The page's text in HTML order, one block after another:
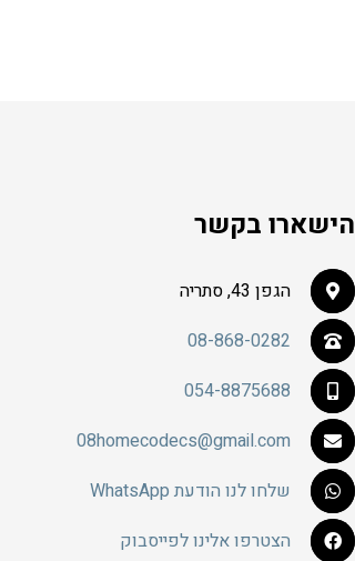
הישארו בקשר
הגפן 43, סתריה
08-868-0282
054-8875688
08homecodecs@gmail.com
שלחו לנו הודעת WhatsApp
הצטרפו אלינו לפייסבוק